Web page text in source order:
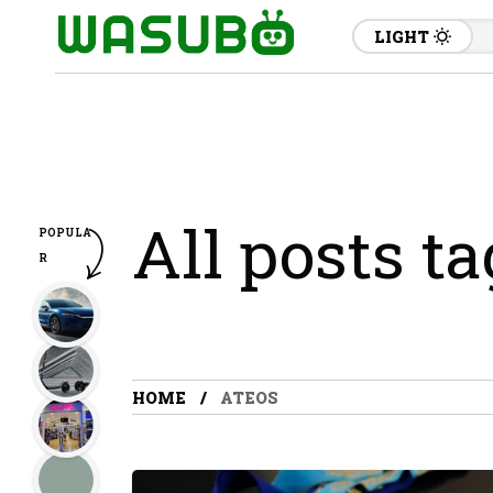
LIGHT
All posts
HOME ATEOS
POPULA
R